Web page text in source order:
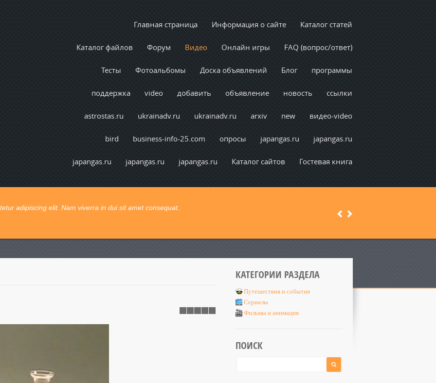
Главная страница Информация о сайте Каталог статей
Каталог файлов Форум Видео Онлайн игры FAQ (вопрос/ответ)
Тесты Фотоальбомы Доска объявлений Блог программы
поддержка video добавить объявление новость ссылки
astrostas.ru ukrainadv.ru ukrainadv.ru arxiv new видео-video
bird business-info-25.com опросы japangas.ru japangas.ru
japangas.ru japangas.ru japangas.ru Каталог сайтов Гостевая книга
adipiscing elit. Nam viverra in dui sit amet consequat.
congue. Ut pretium vel lectus vel consectetur.
Previous
КАТЕГОРИИ РАЗДЕЛА
Путешествия и события
Сериалы
Фильмы и анимация
ПОИСК